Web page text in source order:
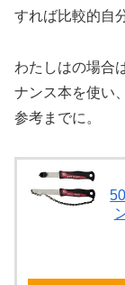
すれば比較的自
わたしはの場合
ナンス本を使い
参考までに。